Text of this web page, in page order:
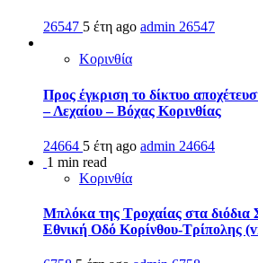
26547 5 έτη ago admin 26547
Κορινθία
Προς έγκριση το δίκτυο
– Λεχαίου – Βόχας Κορινθίας
24664 5 έτη ago admin 24664
1 min read
Κορινθία
Μπλόκα της Τροχαίας στα διόδια
Εθνική Οδό Κορίνθου-Τρίπολης